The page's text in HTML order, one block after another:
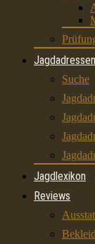
Jagdadressen
Suche
Jagdlexikon
Reviews